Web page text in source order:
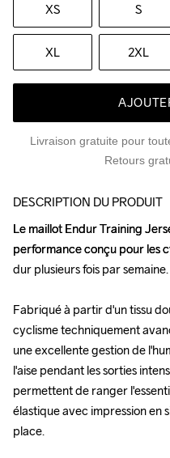
XS S
XL 2XL
Livraison gratuite pour
Retours
DESCRIPTION DU PRODUIT
Le maillot Endur Training
performance conçu pour les
dur plusieurs fois par semaine.
Fabriqué à partir d'un tissu
cyclisme techniquement
une excellente gestion de
l'aise pendant les sorties
permettent de ranger
élastique avec impression en
place.
Le maillot Endur Training
performance conçu pour les
dur plusieurs fois par semaine.
Fabriqué à partir d'un tissu
cyclisme techniquement
une excellente gestion de
l'aise pendant les sorties
permettent de ranger
élastique avec impression en
place.